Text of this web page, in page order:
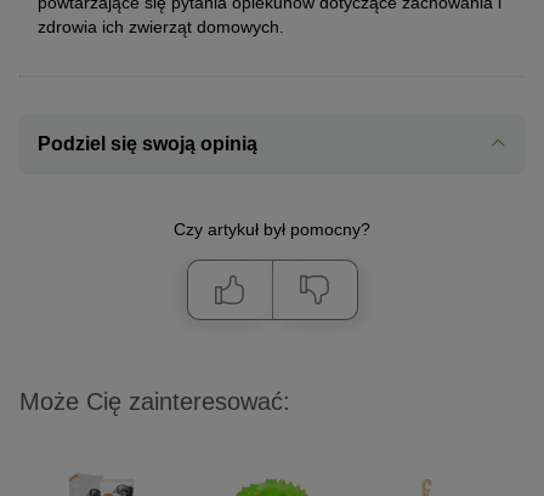
zdrowia ich zwierząt domowych.
Podziel się swoją opinią
Czy artykuł był pomocny?
Może Cię zainteresować: